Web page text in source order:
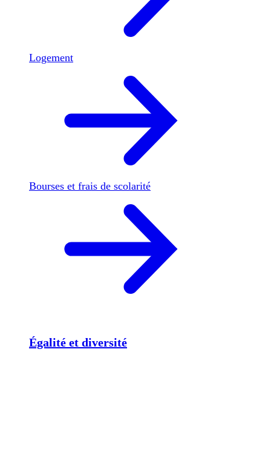
Logement
Bourses et frais de scolarité
Égalité et diversité